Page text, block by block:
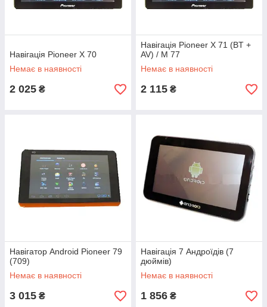
Навігація Pioneer X 70
Немає в наявності
2 025 ₴
Навігація Pioneer X 71 (BT +
AV) / M 77
Немає в наявності
2 115 ₴
Навігатор Android Pioneer 79
(709)
Немає в наявності
3 015 ₴
Навігація 7 Андроїдів (7
дюймів)
Немає в наявності
1 856 ₴